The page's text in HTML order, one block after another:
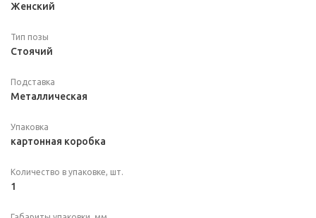
Женский
Тип позы
Стоячий
Подставка
Металлическая
Упаковка
картонная коробка
Количество в упаковке, шт.
1